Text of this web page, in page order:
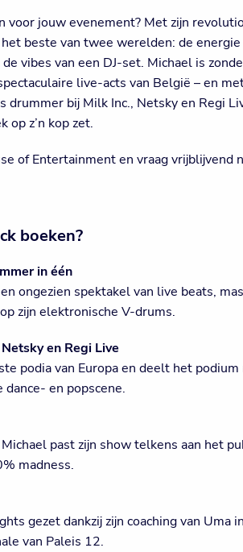
voor jouw evenement? Met zijn
beste van twee werelden: de
vibes van een DJ-set. Michael is
live-acts van België – en
drummer bij Milk Inc., Netsky en Regi
op z’n kop zet.
of Entertainment en vraag vrijblijvend
boeken?
in één
ongezien spektakel van live beats,
zijn elektronische V-drums.
en Regi Live
podia van Europa en deelt het podium
en popscene.
past zijn show telkens aan het
madness.
gezet dankzij zijn coaching van Uma in
van Paleis 12.